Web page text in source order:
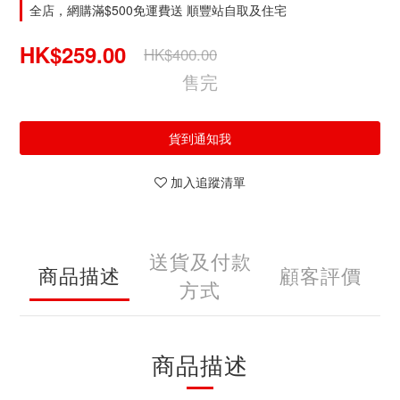
全店，網購滿$500免運費送 順豐站自取及住宅
HK$259.00 HK$400.00
售完
貨到通知我
加入追蹤清單
商品描述
送貨及付款
方式
顧客評價
商品描述